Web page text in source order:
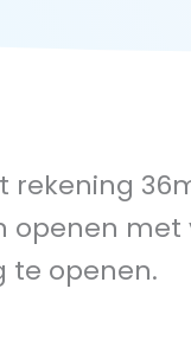
rekening
openen
te openen.